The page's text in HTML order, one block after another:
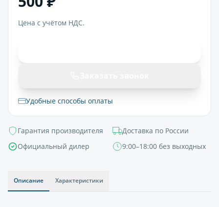
Цена с учётом НДС.
Удобные способы оплаты
Гарантия производителя
Доставка по России
Официальный дилер
9:00–18:00 без выходных
Описание Характеристики